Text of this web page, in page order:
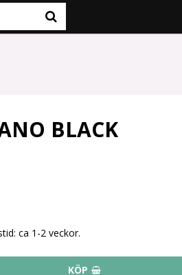
BLACK
ca 1-2 veckor.
KÖP